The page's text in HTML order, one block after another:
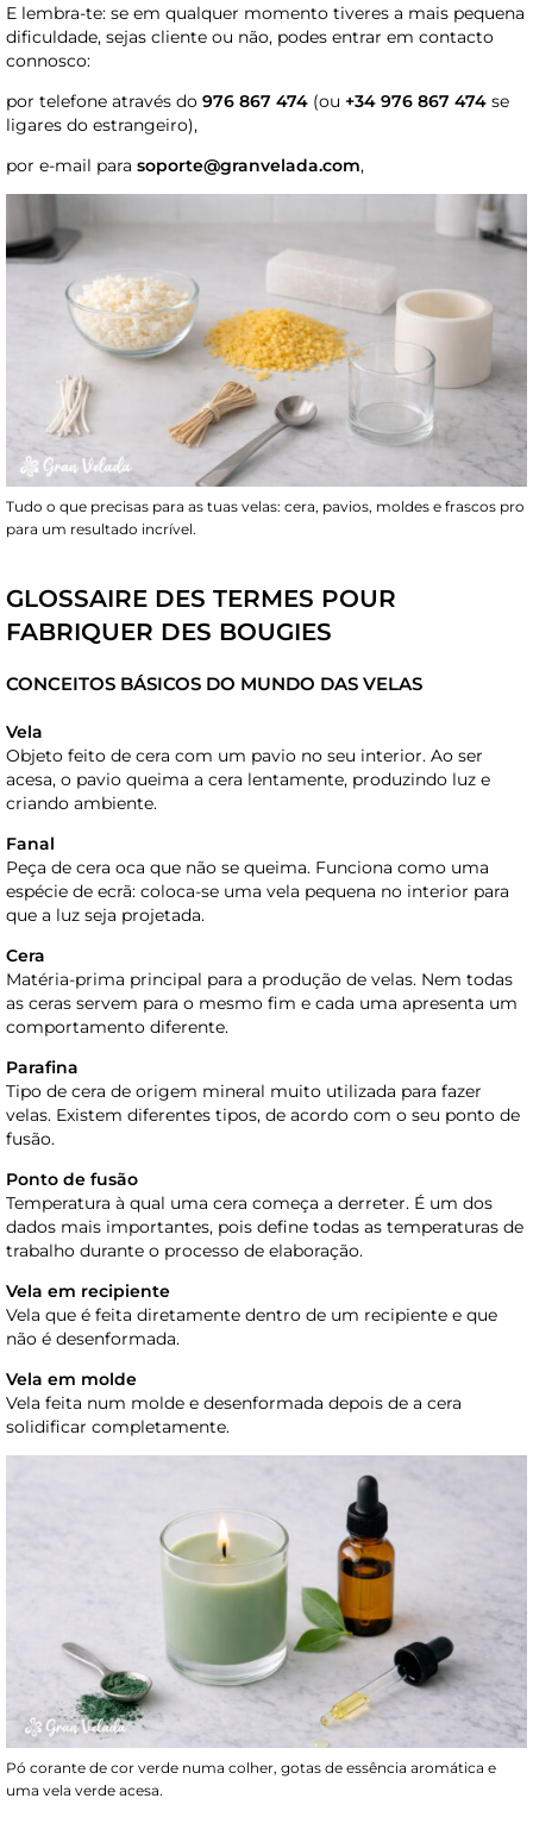
E lembra-te: se em qualquer momento tiveres a mais pequena
dificuldade, sejas cliente ou não, podes entrar em contacto
connosco:
por telefone através do 976 867 474 (ou +34 976 867 474 se
ligares do estrangeiro),
por e-mail para soporte@granvelada.com,
Tudo o que precisas para as tuas velas: cera, pavios, moldes e frascos pro
para um resultado incrível.
GLOSSAIRE DES TERMES POUR
FABRIQUER DES BOUGIES
CONCEITOS BÁSICOS DO MUNDO DAS VELAS
Vela
Objeto feito de cera com um pavio no seu interior. Ao ser
acesa, o pavio queima a cera lentamente, produzindo luz e
criando ambiente.
Fanal
Peça de cera oca que não se queima. Funciona como uma
espécie de ecrã: coloca-se uma vela pequena no interior para
que a luz seja projetada.
Cera
Matéria-prima principal para a produção de velas. Nem todas
as ceras servem para o mesmo fim e cada uma apresenta um
comportamento diferente.
Parafina
Tipo de cera de origem mineral muito utilizada para fazer
velas. Existem diferentes tipos, de acordo com o seu ponto de
fusão.
Ponto de fusão
Temperatura à qual uma cera começa a derreter. É um dos
dados mais importantes, pois define todas as temperaturas de
trabalho durante o processo de elaboração.
Vela em recipiente
Vela que é feita diretamente dentro de um recipiente e que
não é desenformada.
Vela em molde
Vela feita num molde e desenformada depois de a cera
solidificar completamente.
Pó corante de cor verde numa colher, gotas de essência aromática e
uma vela verde acesa.